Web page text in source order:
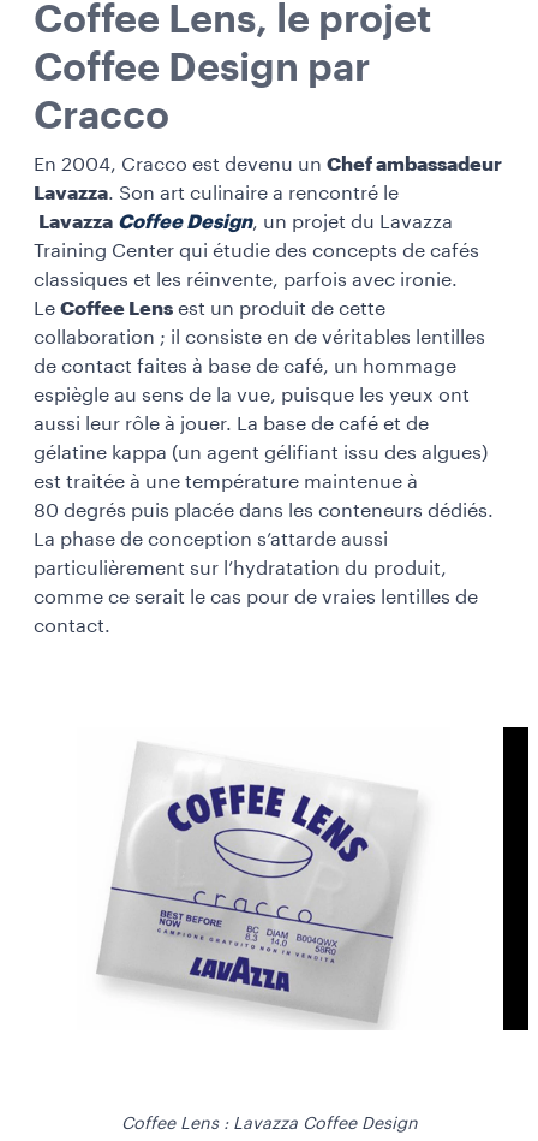
Coffee Lens, le projet
Coffee Design par
Cracco
En 2004, Cracco est devenu un Chef ambassadeur
Lavazza. Son art culinaire a rencontré le
Lavazza Coffee Design, un projet du Lavazza
Training Center qui étudie des concepts de cafés
classiques et les réinvente, parfois avec ironie.
Le Coffee Lens est un produit de cette
collaboration ; il consiste en de véritables lentilles
de contact faites à base de café, un hommage
espiègle au sens de la vue, puisque les yeux ont
aussi leur rôle à jouer. La base de café et de
gélatine kappa (un agent gélifiant issu des algues)
est traitée à une température maintenue à
80 degrés puis placée dans les conteneurs dédiés.
La phase de conception s’attarde aussi
particulièrement sur l’hydratation du produit,
comme ce serait le cas pour de vraies lentilles de
contact.
Coffee Lens : Lavazza Coffee Design